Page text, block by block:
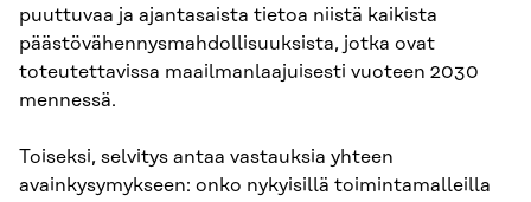
puuttuvaa ja ajantasaista tietoa niistä kaikista
päästövähennysmahdollisuuksista, jotka ovat
toteutettavissa maailmanlaajuisesti vuoteen 2030
mennessä.
Toiseksi, selvitys antaa vastauksia yhteen
avainkysymykseen: onko nykyisillä toimintamalleilla